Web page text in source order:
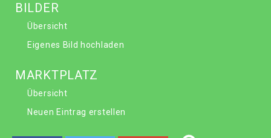
BILDER
Übersicht
Eigenes Bild hochladen
MARKTPLATZ
Übersicht
Neuen Eintrag erstellen